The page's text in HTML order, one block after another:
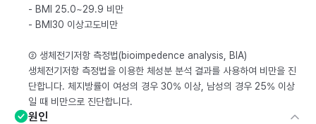
- BMI 25.0~29.9 비만
- BMI30 이상고도비만
② 생체전기저항 측정법(bioimpedence analysis, BIA)
생체전기저항 측정법을 이용한 체성분 분석 결과를 사용하여 비만을 진
단합니다. 체지방률이 여성의 경우 30% 이상, 남성의 경우 25% 이상
일 때 비만으로 진단합니다.
원인